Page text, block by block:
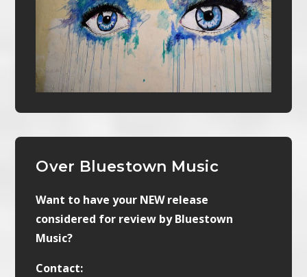
Over Bluestown Music
Want to have your NEW release
considered for review by Bluestown
Music?
Contact: